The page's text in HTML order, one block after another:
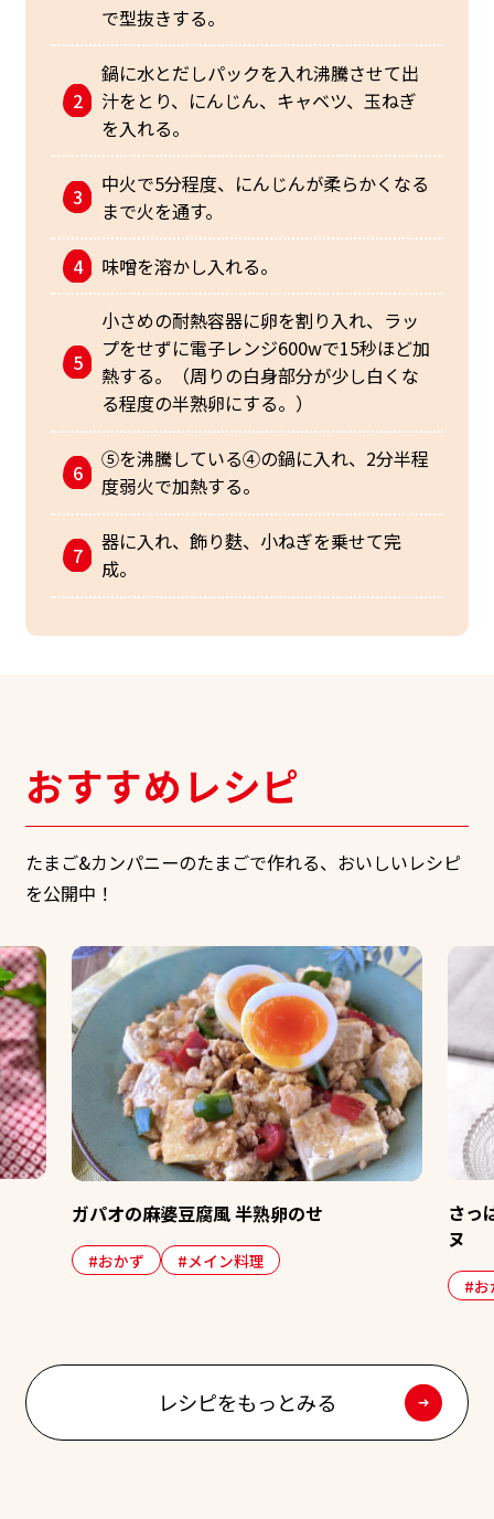
で型抜きする。
鍋に水とだしパックを入れ沸騰させて出
汁をとり、にんじん、キャベツ、玉ねぎ
を入れる。
中火で5分程度、にんじんが柔らかくなる
まで火を通す。
味噌を溶かし入れる。
小さめの耐熱容器に卵を割り入れ、ラッ
プをせずに電子レンジ600wで15秒ほど加
熱する。（周りの白身部分が少し白くな
る程度の半熟卵にする。）
➄を沸騰している➃の鍋に入れ、2分半程
度弱火で加熱する。
器に入れ、飾り麩、小ねぎを乗せて完
成。
おすすめレシピ
たまご&カンパニーのたまごで作れる、おいしいレシピ
を公開中！
さっぱり！夏野菜とゆで卵のゼリーテリ
ヌ
#季節の献立
レシピをもっとみる